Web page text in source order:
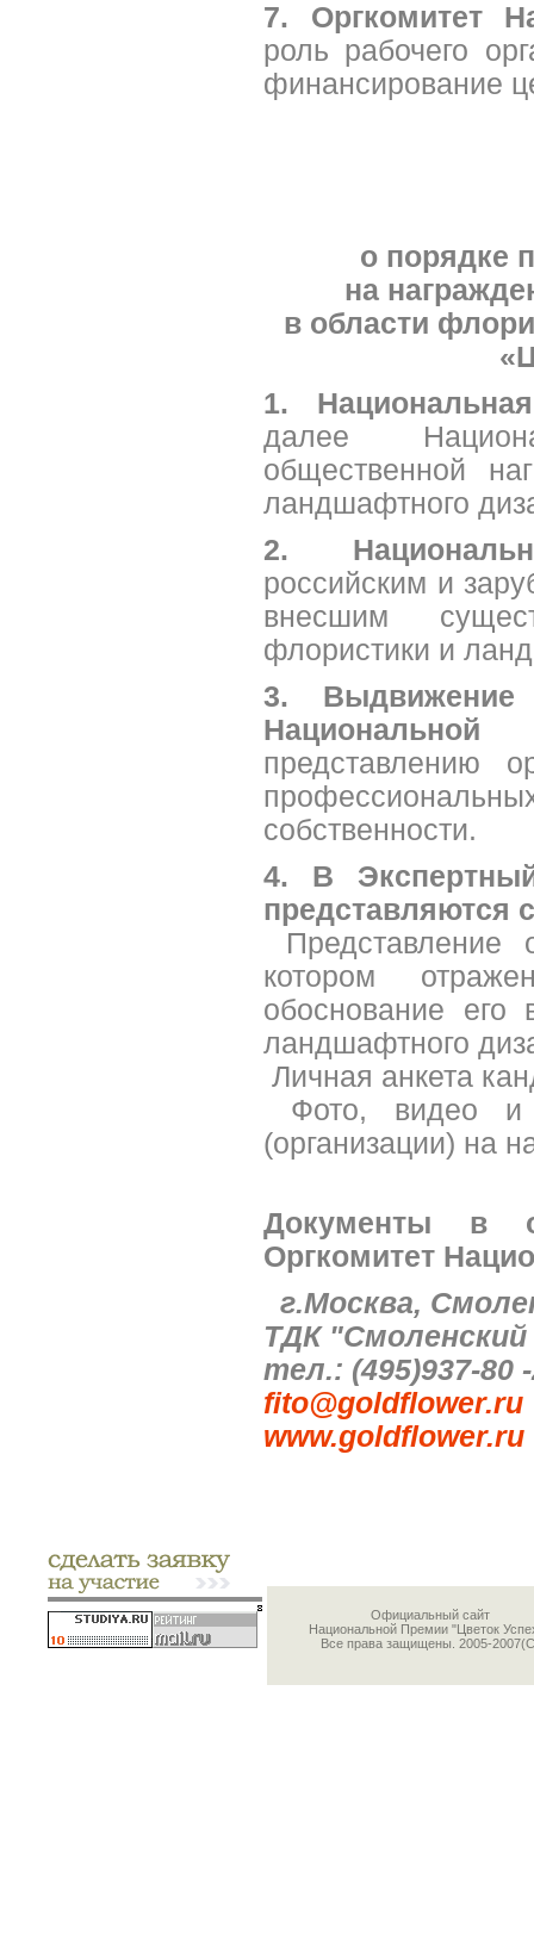
7. Оргкомитет
роль рабочего
финансирование
о порядке
на
в области
1.
далее
общественной
ландшафтного
2.
российским и
внесшим
флористики и
3. Выдвижение
представлению
собственности.
4. В
представляются
Представление
котором
обоснование его
ландшафтного
Личная анкета
Фото, видео и
(организации) на
Документы в
Оргкомитет
г.Москва,
ТДК
тел.: (495)937-80
fito@goldflower.ru
www.goldflower.ru
Официальный сайт
Национальной Премии "Цветок
Все права защищены. 2005-